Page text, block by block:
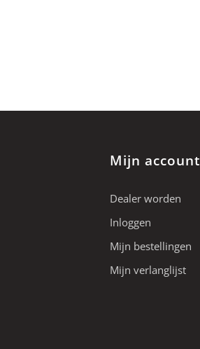
Mijn account
Dealer worden
Inloggen
Mijn bestellingen
Mijn verlanglijst